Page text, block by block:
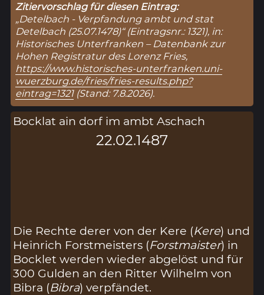
Zitiervorschlag für diesen Eintrag:
„Detelbach - Verpfandung ambt und stat
Detelbach (25.07.1478)“ (Eintragsnr.: 1321), in:
Historisches Unterfranken – Datenbank zur
Hohen Registratur des Lorenz Fries,
https://www.historisches-unterfranken.uni-
wuerzburg.de/fries/fries-results.php?
eintrag=1321(Stand: 7.8.2026).
Bocklat ain dorf im ambt Aschach
22.02.1487
Die Rechte derer von der Kere (Kere) und
Heinrich Forstmeisters (Forstmaister) in
Bocklet werden wieder abgelöst und für
300 Gulden an den Ritter Wilhelm von
Bibra (Bibra) verpfändet.